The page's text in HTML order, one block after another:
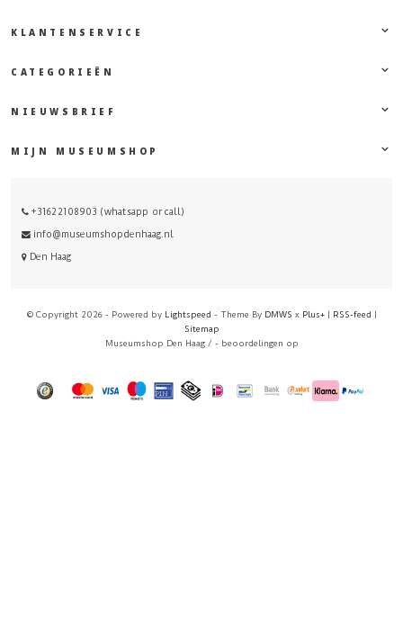
KLANTENSERVICE
CATEGORIEËN
NIEUWSBRIEF
MIJN MUSEUMSHOP
+31622108903 (whatsapp or call)
info@museumshopdenhaag.nl
Den Haag
© Copyright 2026 - Powered by Lightspeed - Theme By DMWS x Plus+| RSS-feed |
Sitemap
Museumshop Den Haag / - beoordelingen op